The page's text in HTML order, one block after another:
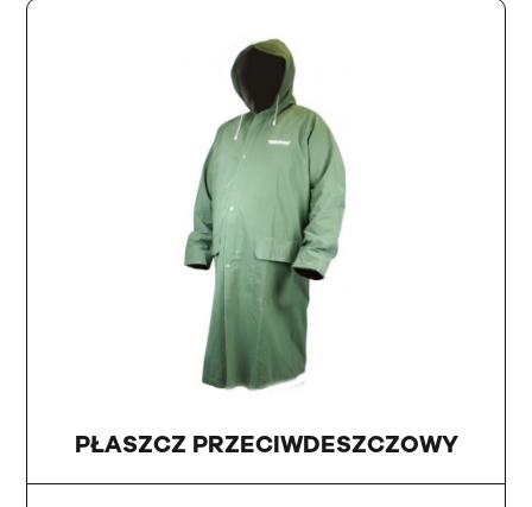
PŁASZCZ PRZECIWDESZCZOWY